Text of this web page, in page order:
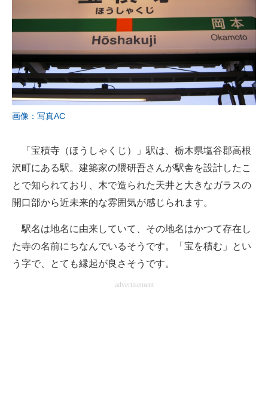
画像：写真AC
「宝積寺（ほうしゃくじ）」駅は、栃木県塩谷郡高根
沢町にある駅。建築家の隈研吾さんが駅舎を設計したこ
とで知られており、木で造られた天井と大きなガラスの
開口部から近未来的な雰囲気が感じられます。
駅名は地名に由来していて、その地名はかつて存在し
た寺の名前にちなんでいるそうです。「宝を積む」とい
う字で、とても縁起が良さそうです。
advertisement